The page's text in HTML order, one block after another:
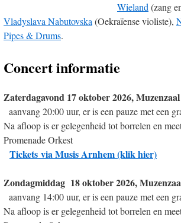
Wieland (zang
Vladyslava Nabutovska (Oekraïense violiste),
Pipes & Drums.
Concert informatie
Zaterdagavond 17 oktober 2026,
aanvang 20:00 uur, er is een pauze met een
Na afloop is er gelegenheid tot borrelen en
Promenade Orkest
Tickets via Musis Arnhem (klik hier)
Zondagmiddag 18 oktober 2026,
aanvang 14:00 uur, er is een pauze met een
Na afloop is er gelegenheid tot borrelen en